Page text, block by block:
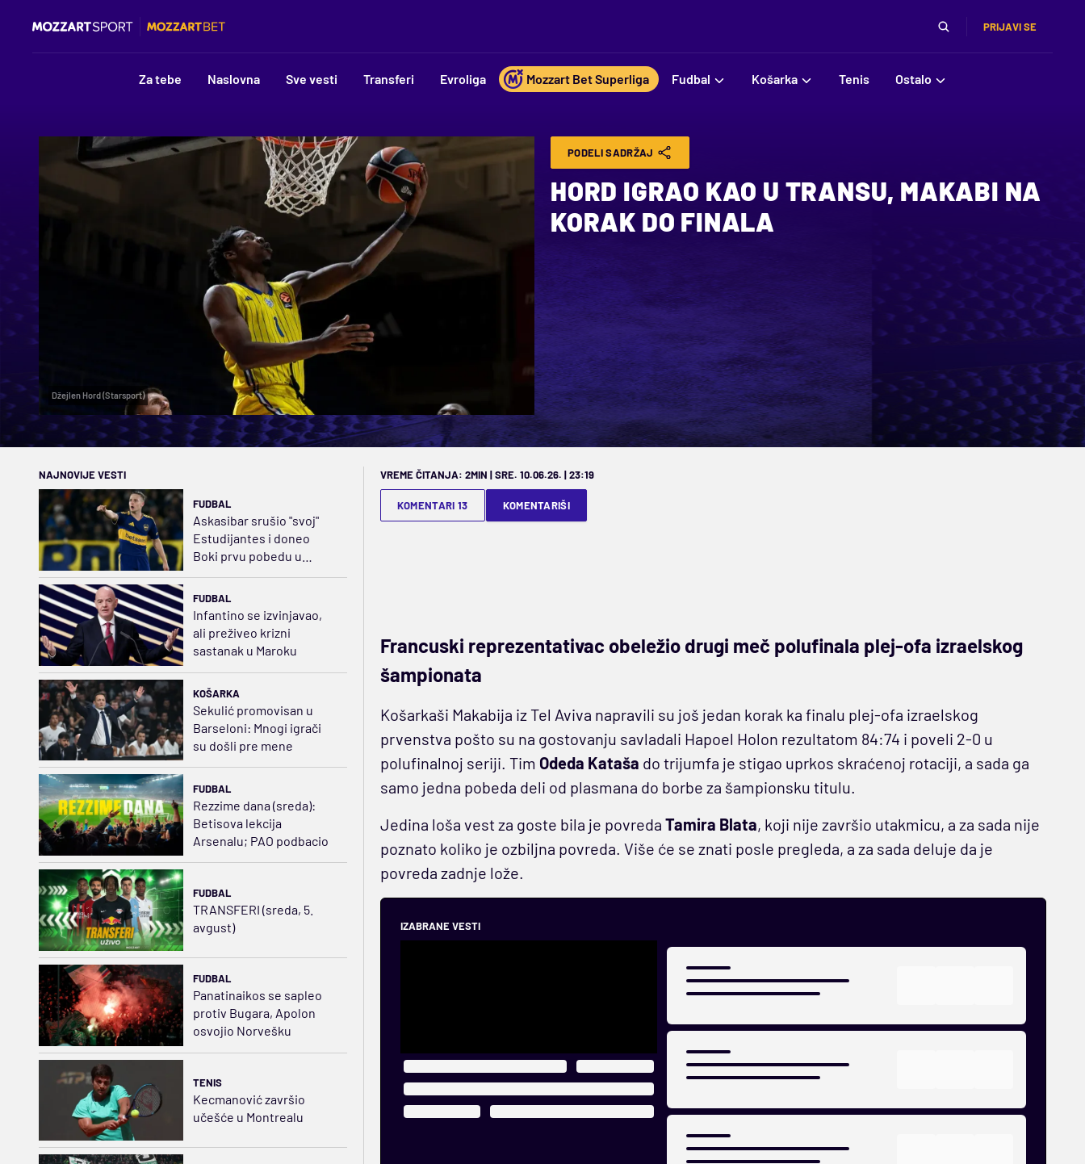
PRIJAVI SE
Za tebe Naslovna Sve vesti Transferi Evroliga Mozzart Bet Superliga Fudbal Košarka Tenis Ostalo
Džejlen Hord (Starsport)
PODELI SADRŽAJ
HORD IGRAO KAO U TRANSU, MAKABI NA
KORAK DO FINALA
NAJNOVIJE VESTI
FUDBAL
Askasibar srušio "svoj"
Estudijantes i doneo
Boki prvu pobedu u
FUDBAL
Infantino se izvinjavao,
ali preživeo krizni
sastanak u Maroku
KOŠARKA
Sekulić promovisan u
Barseloni: Mnogi igrači
su došli pre mene
FUDBAL
Rezzime dana (sreda):
Betisova lekcija
Arsenalu; PAO podbacio
FUDBAL
TRANSFERI (sreda, 5.
avgust)
FUDBAL
Panatinaikos se sapleo
protiv Bugara, Apolon
osvojio Norvešku
TENIS
Kecmanović završio
učešće u Montrealu
VREME ČITANJA: 2MIN | SRE. 10.06.26. | 23:19
KOMENTARI 13 KOMENTARIŠI
Francuski reprezentativac obeležio drugi meč polufinala plej-ofa izraelskog
šampionata
Košarkaši Makabija iz Tel Aviva napravili su još jedan korak ka finalu plej-ofa izraelskog
prvenstva pošto su na gostovanju savladali Hapoel Holon rezultatom 84:74 i poveli 2-0 u
polufinalnoj seriji. Tim Odeda Kataša do trijumfa je stigao uprkos skraćenoj rotaciji, a sada ga
samo jedna pobeda deli od plasmana do borbe za šampionsku titulu.
Jedina loša vest za goste bila je povreda Tamira Blata, koji nije završio utakmicu, a za sada nije
poznato koliko je ozbiljna povreda. Više će se znati posle pregleda, a za sada deluje da je
povreda zadnje lože.
IZABRANE VESTI